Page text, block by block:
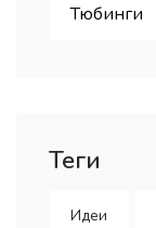
Тюбинги
Теги
Идеи